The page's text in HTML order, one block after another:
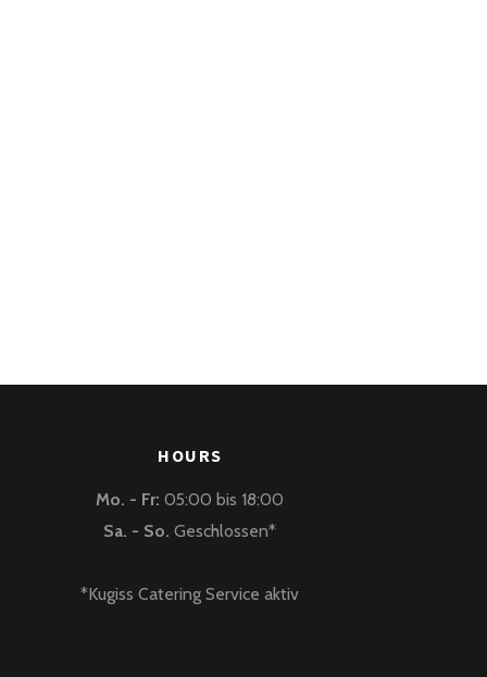
HOURS
Mo. - Fr: 05:00 bis 18:00
Sa. - So. Geschlossen*
*Kugiss Catering Service aktiv